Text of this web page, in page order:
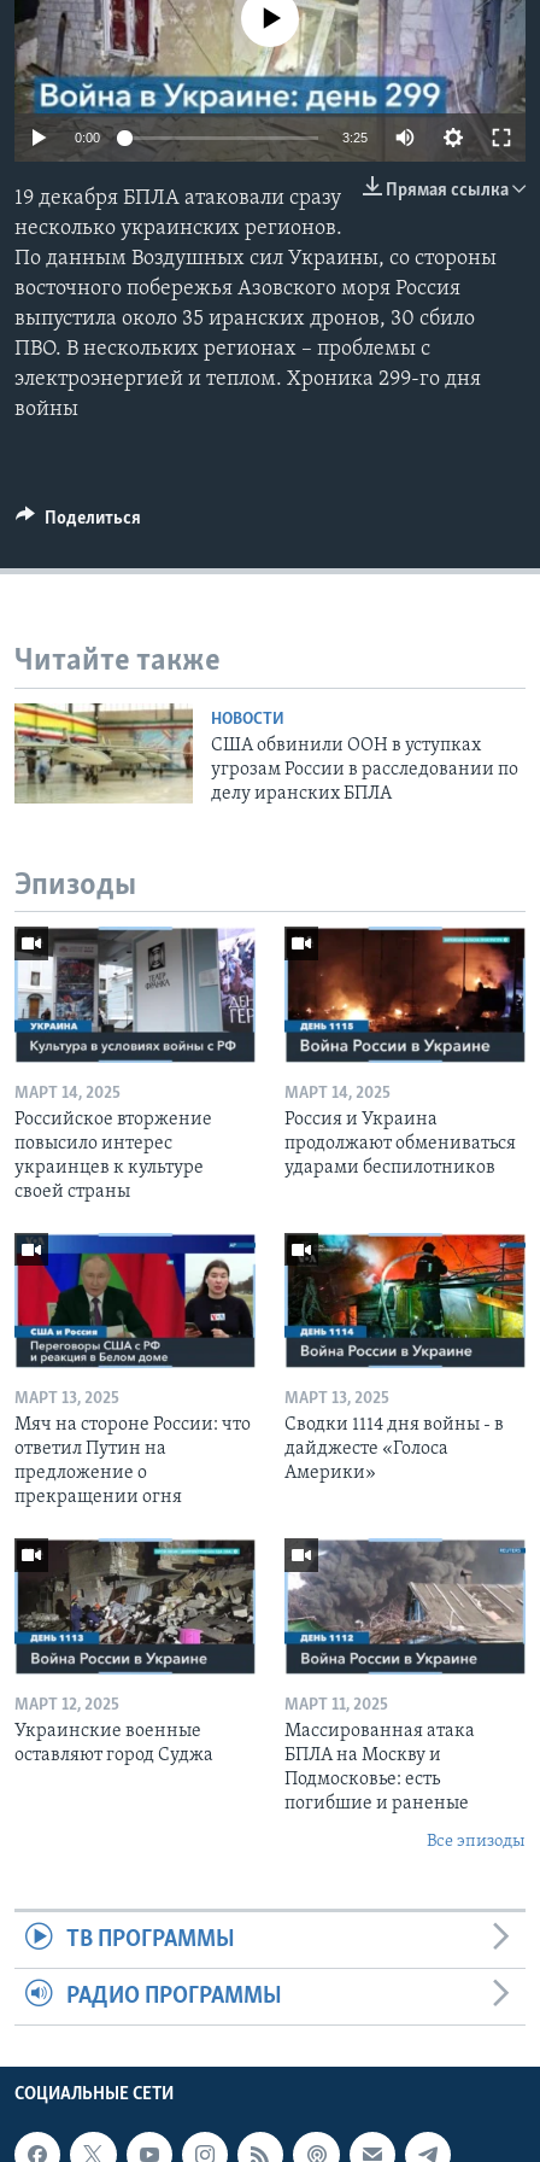
Learning English
СОЦИАЛЬНЫЕ СЕТИ
Языки
No media source currently available
0:00 3:25
Прямая ссылка
19 декабря БПЛА атаковали сразу
несколько украинских регионов.
По данным Воздушных сил Украины, со стороны
восточного побережья Азовского моря Россия
выпустила около 35 иранских дронов, 30 сбило
ПВО. В нескольких регионах – проблемы с
электроэнергией и теплом. Хроника 299-го дня
войны
Поделиться
Читайте также
НОВОСТИ
США обвинили ООН в уступках
угрозам России в расследовании по
делу иранских БПЛА
Эпизоды
МАРТ 14, 2025
Российское вторжение
повысило интерес
украинцев к культуре
своей страны
МАРТ 14, 2025
Россия и Украина
продолжают обмениваться
ударами беспилотников
МАРТ 13, 2025
Мяч на стороне России: что
ответил Путин на
предложение о
прекращении огня
МАРТ 13, 2025
Сводки 1114 дня войны - в
дайджесте «Голоса
Америки»
МАРТ 12, 2025
Украинские военные
оставляют город Суджа
МАРТ 11, 2025
Массированная атака
БПЛА на Москву и
Подмосковье: есть
погибшие и раненые
Все эпизоды
ТВ ПРОГРАММЫ
РАДИО ПРОГРАММЫ
СОЦИАЛЬНЫЕ СЕТИ